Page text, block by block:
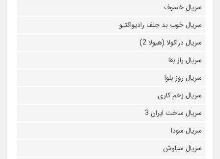
سریال خسوف
سریال خوب بد جلف رادیواکتیو
سریال دراکولا (هیولا 2)
سریال راز بقا
سریال روز بلوا
سریال زخم کاری
سریال ساخت ایران 3
سریال سودا
سریال سیاوش